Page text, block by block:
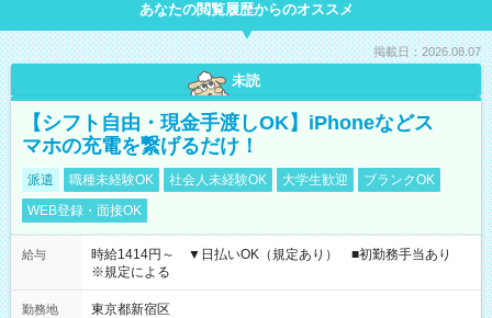
あなたの閲覧履歴からのオススメ
掲載日：2026.08.07
未読
【シフト自由・現金手渡しOK】iPhoneなどス
マホの充電を繋げるだけ！
派遣 職種未経験OK 社会人未経験OK 大学生歓迎
ブランクOK
WEB登録・面接OK
給与
時給1414円～ ▼日払いOK（規定あり） ■初勤務手当あり
※規定による
勤務地
東京都新宿区